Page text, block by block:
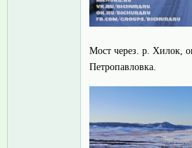
Мост через. р. Хилок,
Петропавловка.